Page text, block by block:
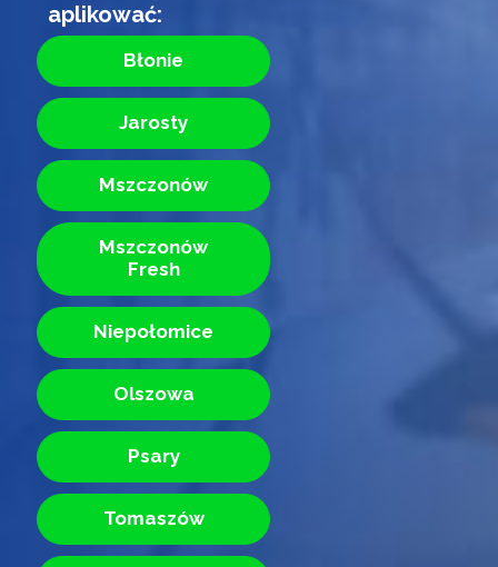
aplikować:
Błonie
Jarosty
Mszczonów
Mszczonów
Fresh
Niepołomice
Olszowa
Psary
Tomaszów